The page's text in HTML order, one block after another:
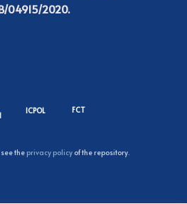
04915/2020.
ICPOL FCT
the privacy policyof the repository.